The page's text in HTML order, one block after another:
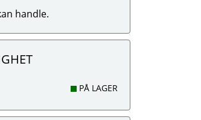
handle.
PÅ LAGER